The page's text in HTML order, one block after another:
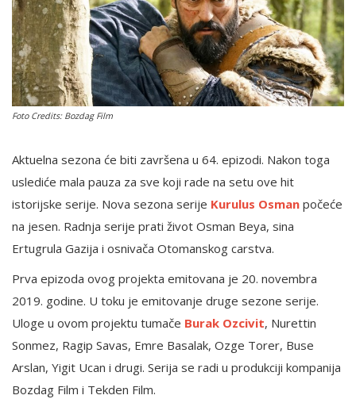
Login
Register
English
Foto Credits: Bozdag Film
Aktuelna sezona će biti završena u 64. epizodi. Nakon toga
uslediće mala pauza za sve koji rade na setu ove hit
istorijske serije. Nova sezona serije Kurulus Osman počeće
na jesen. Radnja serije prati život Osman Beya, sina
Ertugrula Gazija i osnivača Otomanskog carstva.
Prva epizoda ovog projekta emitovana je 20. novembra
2019. godine. U toku je emitovanje druge sezone serije.
Uloge u ovom projektu tumače Burak Ozcivit, Nurettin
Sonmez, Ragip Savas, Emre Basalak, Ozge Torer, Buse
Arslan, Yigit Ucan i drugi. Serija se radi u produkciji kompanija
Bozdag Film i Tekden Film.